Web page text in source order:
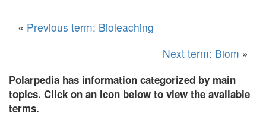
« Previous term: Bioleaching
Next term: Biom »
Polarpedia has information categorized by main
topics. Click on an icon below to view the available
terms.